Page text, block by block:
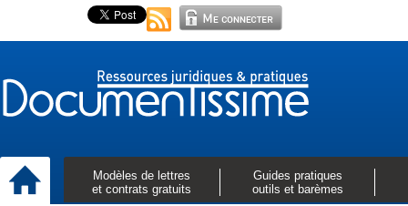
Modèles de lettres
et contrats gratuits
Guides pratiques
outils et barèmes